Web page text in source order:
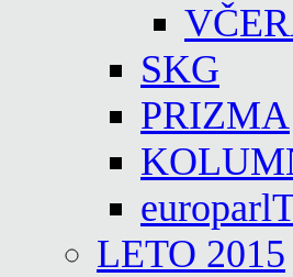
SKG
PRIZMA
LETO 2015